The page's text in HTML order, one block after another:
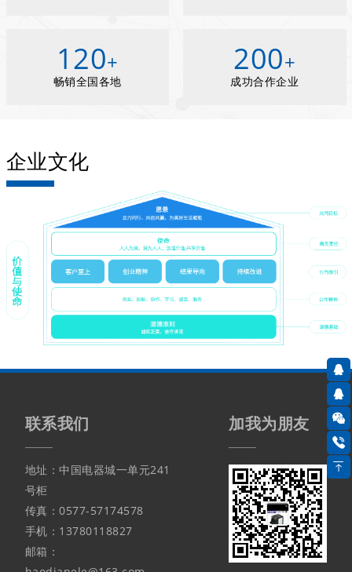
120+
畅销全国各地
200+
成功合作企业
企业文化
联系我们
地址：中国电器城一单元241
号柜
传真：0577-57174578
手机：13780118827
邮箱：
加我为朋友